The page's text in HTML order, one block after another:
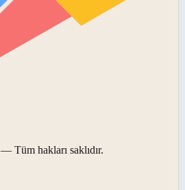
— Tüm hakları saklıdır.